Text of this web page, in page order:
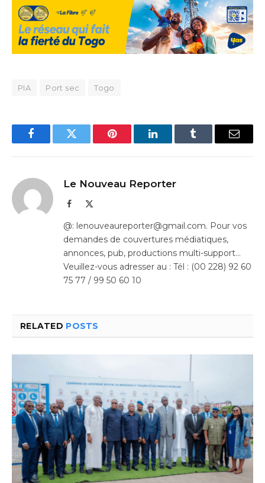
PIA Port sec Togo
FacebookTwitter Pinterest LinkedInTumblr Email
Le Nouveau Reporter
Facebook
@: lenouveaureporter@gmail.com. Pour vos
demandes de couvertures médiatiques,
annonces, pub, productions multi-support…
Veuillez-vous adresser au : Tél : (00 228) 92 60
75 77 / 99 50 60 10
RELATED POSTS